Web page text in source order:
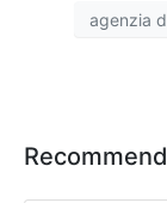
agenzia